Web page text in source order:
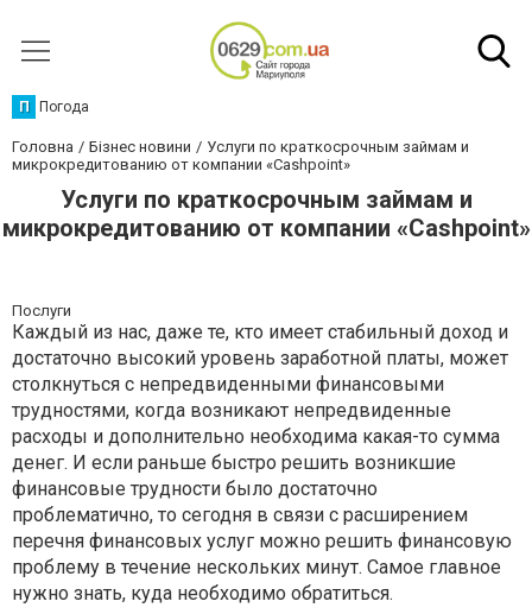
П Погода
Головна Бізнес новини
Услуги по краткосрочным займам и
микрокредитованию от компании «Сashpoint»
Услуги по краткосрочным займам и
микрокредитованию от компании «Сashpoint»
Послуги
Каждый из нас, даже те, кто имеет стабильный доход и
достаточно высокий уровень заработной платы, может
столкнуться с непредвиденными финансовыми
трудностями, когда возникают непредвиденные
расходы и дополнительно необходима какая-то сумма
денег. И если раньше быстро решить возникшие
финансовые трудности было достаточно
проблематично, то сегодня в связи с расширением
перечня финансовых услуг можно решить финансовую
проблему в течение нескольких минут. Самое главное
нужно знать, куда необходимо обратиться.